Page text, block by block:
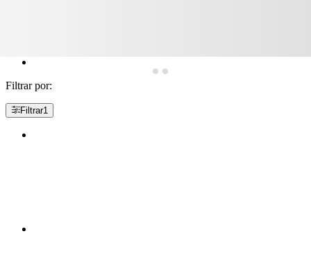
Filtrar por:
Filtrar1